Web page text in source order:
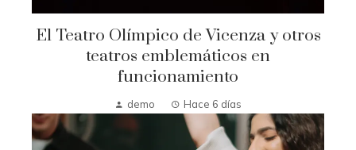
El Teatro Olímpico de Vicenza y otros
teatros emblemáticos en
funcionamiento
demo Hace 6 días